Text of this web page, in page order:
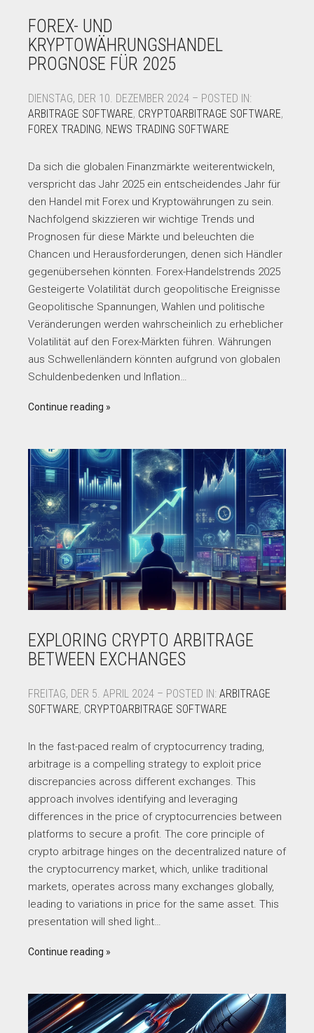
FOREX- UND
KRYPTOWÄHRUNGSHANDEL
PROGNOSE FÜR 2025
DIENSTAG, DER 10. DEZEMBER 2024 – POSTED IN:
ARBITRAGE SOFTWARE, CRYPTOARBITRAGE SOFTWARE,
FOREX TRADING, NEWS TRADING SOFTWARE
Da sich die globalen Finanzmärkte weiterentwickeln,
verspricht das Jahr 2025 ein entscheidendes Jahr für
den Handel mit Forex und Kryptowährungen zu sein.
Nachfolgend skizzieren wir wichtige Trends und
Prognosen für diese Märkte und beleuchten die
Chancen und Herausforderungen, denen sich Händler
gegenübersehen könnten. Forex-Handelstrends 2025
Gesteigerte Volatilität durch geopolitische Ereignisse
Geopolitische Spannungen, Wahlen und politische
Veränderungen werden wahrscheinlich zu erheblicher
Volatilität auf den Forex-Märkten führen. Währungen
aus Schwellenländern könnten aufgrund von globalen
Schuldenbedenken und Inflation…
Continue reading
EXPLORING CRYPTO ARBITRAGE
BETWEEN EXCHANGES
FREITAG, DER 5. APRIL 2024 – POSTED IN: ARBITRAGE
SOFTWARE, CRYPTOARBITRAGE SOFTWARE
In the fast-paced realm of cryptocurrency trading,
arbitrage is a compelling strategy to exploit price
discrepancies across different exchanges. This
approach involves identifying and leveraging
differences in the price of cryptocurrencies between
platforms to secure a profit. The core principle of
crypto arbitrage hinges on the decentralized nature of
the cryptocurrency market, which, unlike traditional
markets, operates across many exchanges globally,
leading to variations in price for the same asset. This
presentation will shed light…
Continue reading